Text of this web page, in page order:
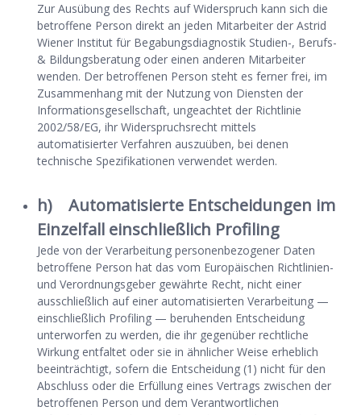
Zur Ausübung des Rechts auf Widerspruch kann sich die
betroffene Person direkt an jeden Mitarbeiter der Astrid
Wiener Institut für Begabungsdiagnostik Studien-, Berufs-
& Bildungsberatung oder einen anderen Mitarbeiter
wenden. Der betroffenen Person steht es ferner frei, im
Zusammenhang mit der Nutzung von Diensten der
Informationsgesellschaft, ungeachtet der Richtlinie
2002/58/EG, ihr Widerspruchsrecht mittels
automatisierter Verfahren auszuüben, bei denen
technische Spezifikationen verwendet werden.
h) Automatisierte Entscheidungen im
Einzelfall einschließlich Profiling
Jede von der Verarbeitung personenbezogener Daten
betroffene Person hat das vom Europäischen Richtlinien-
und Verordnungsgeber gewährte Recht, nicht einer
ausschließlich auf einer automatisierten Verarbeitung —
einschließlich Profiling — beruhenden Entscheidung
unterworfen zu werden, die ihr gegenüber rechtliche
Wirkung entfaltet oder sie in ähnlicher Weise erheblich
beeinträchtigt, sofern die Entscheidung (1) nicht für den
Abschluss oder die Erfüllung eines Vertrags zwischen der
betroffenen Person und dem Verantwortlichen